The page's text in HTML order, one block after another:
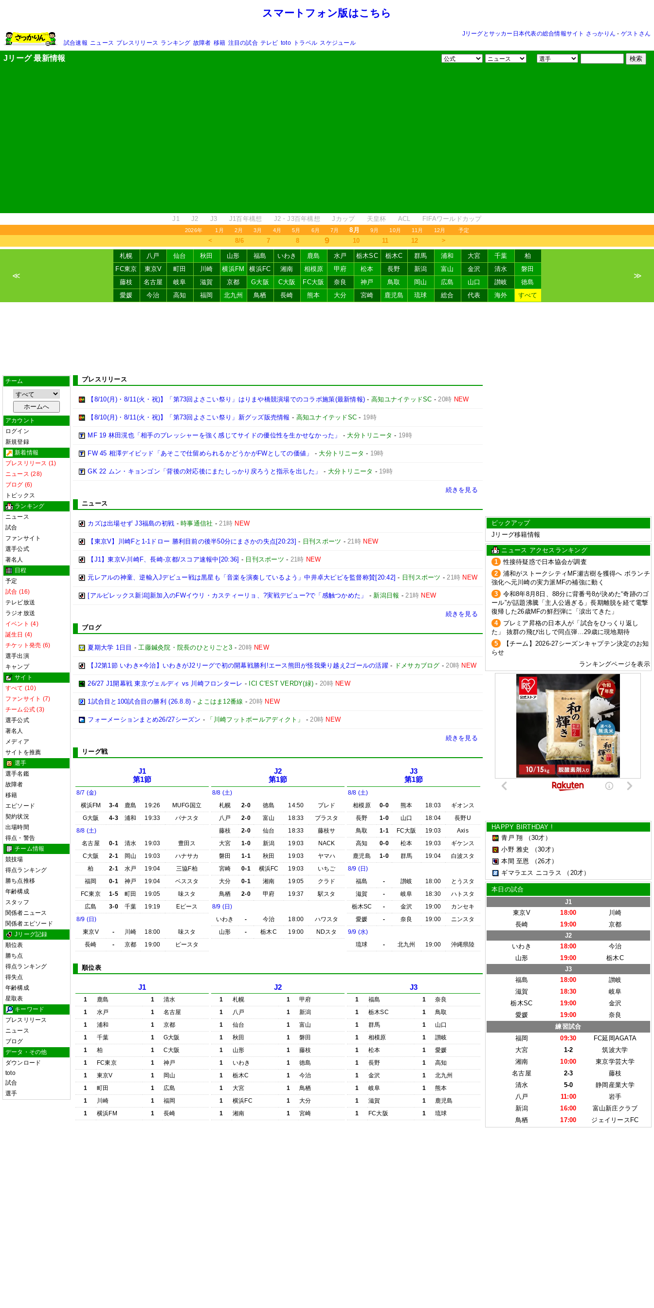
スマートフォン版はこちら
Jリーグとサッカー日本代表の総合情報サイト さっかりん - ゲストさん
試合速報 ニュース プレスリリース ランキング 故障者 移籍 注目の試合 テレビ toto トラベル スケジュール
Jリーグ 最新情報
J1 J2 J3 J1百年構想 J2・J3百年構想 Jカップ 天皇杯 ACL FIFAワールドカップ
2026年 1月 2月 3月 4月 5月 6月 7月 8月 9月 10月 11月 12月 予定
＜ 8/6 7 8 9 10 11 12 ＞
≪
札幌 八戸 仙台 秋田 山形 福島 いわき 鹿島 水戸 栃木SC 栃木C 群馬 浦和 大宮 千葉
柏
FC東京
東京V 町田 川崎 横浜FM 横浜FC 湘南 相模原 甲府 松本 長野 新潟 富山 金沢 清水
磐田
藤枝
名古屋 岐阜 滋賀 京都 G大阪 C大阪 FC大阪 奈良 神戸 鳥取 岡山 広島 山口 讃岐
徳島
愛媛
今治 高知 福岡 北九州 鳥栖 長崎 熊本 大分 宮崎 鹿児島 琉球 総合 代表 海外 すべて
≫
チーム
アカウント
ログイン
新規登録
新着情報
プレスリリース (1)
ニュース (28)
ブログ (6)
トピックス
ランキング
ニュース
試合
ファンサイト
選手公式
著名人
日程
予定
試合 (16)
テレビ放送
ラジオ放送
イベント (4)
誕生日 (4)
チケット発売 (6)
選手出演
キャンプ
サイト
すべて (10)
ファンサイト (7)
チーム公式 (3)
選手公式
著名人
メディア
サイトを推薦
選手
選手名鑑
故障者
移籍
エピソード
契約状況
出場時間
得点・警告
チーム情報
競技場
得点ランキング
勝ち点推移
年齢構成
スタッフ
関係者ニュース
関係者エピソード
Jリーグ記録
順位表
勝ち点
得点ランキング
得失点
年齢構成
星取表
キーワード
プレスリリース
ニュース
ブログ
データ・その他
ダウンロード
toto
試合
選手
プレスリリース
【8/10(月)・8/11(火・祝)】「第73回よさこい祭り」はりまや橋競演場でのコラボ施策(最新情報) - 高知ユナイテッドSC -20時 NEW
【8/10(月)・8/11(火・祝)】「第73回よさこい祭り」新グッズ販売情報 - 高知ユナイテッドSC - 19時
MF 19 林田滉也「相手のプレッシャーを強く感じてサイドの優位性を生かせなかった」 - 大分トリニータ - 19時
FW 45 相澤デイビッド「あそこで仕留められるかどうかがFWとしての価値」 - 大分トリニータ - 19時
GK 22 ムン・キョンゴン「背後の対応後にまたしっかり戻ろうと指示を出した」 - 大分トリニータ - 19時
続きを見る
ニュース
カズは出場せず J3福島の初戦 -時事通信社 -21時 NEW
【東京V】川崎Fと1-1ドロー 勝利目前の後半50分にまさかの失点[20:23] - 日刊スポーツ -21時 NEW
【J1】東京V-川崎F、長崎-京都/スコア速報中[20:36] - 日刊スポーツ - 21時 NEW
元レアルの神童、逆輸入Jデビュー戦は黒星も「音楽を演奏しているよう」中井卓大ピピを監督称賛[20:42] - 日刊スポーツ -21時 NEW
[アルビレックス新潟]新加入のFWイウリ・カスティーリョ、?実戦デビュー?で「感触つかめた」 - 新潟日報 -21時 NEW
続きを見る
ブログ
夏期大学 1日目 -工藤鍼灸院・院長のひとりごと3 -20時 NEW
【J2第1節 いわき×今治】いわきがJ2リーグで初の開幕戦勝利!エース熊田が怪我乗り越え2ゴールの活躍- ドメサカブログ -20時 NEW
26/27 J1開幕戦 東京ヴェルディ vs 川崎フロンターレ - ICI C'EST VERDY(緑) - 20時 NEW
1試合目と100試合目の勝利 (26.8.8) - よこはま12番線 -20時 NEW
フォーメーションまとめ26/27シーズン - 「川崎フットボールアディクト」 -20時 NEW
続きを見る
リーグ戦
J1
第1節
8/7 (金)
横浜FM
3-4 鹿島 19:26
MUFG国立
G大阪
4-3 浦和 19:33
パナスタ
8/8 (土)
名古屋
0-1 清水 19:03
豊田ス
C大阪
2-1 岡山 19:03
ハナサカ
柏
2-1 水戸 19:04
三協F柏
福岡
0-1 神戸 19:04
ベススタ
FC東京
1-5 町田 19:05
味スタ
広島
3-0 千葉 19:19
Eピース
8/9 (日)
東京V
- 川崎 18:00
味スタ
長崎
- 京都 19:00 ピースタ
J2
第1節
8/8 (土)
札幌
2-0 徳島 14:50
プレド
八戸
2-0 富山 18:33
プラスタ
藤枝
2-0 仙台 18:33
藤枝サ
大宮
1-0 新潟 19:03
NACK
磐田
1-1 秋田 19:03
ヤマハ
宮崎
0-1 横浜FC 19:03
いちご
大分
0-1 湘南 19:05
クラド
鳥栖
2-0 甲府 19:37
駅スタ
8/9 (日)
いわき
- 今治 18:00
ハワスタ
山形
- 栃木C 19:00 NDスタ
J3
第1節
8/8 (土)
相模原
0-0 熊本 18:03
ギオンス
長野
1-0 山口 18:04
長野U
鳥取
1-1 FC大阪 19:03
Axis
高知
0-0 松本 19:03
ギケンス
鹿児島
1-0 群馬 19:04
白波スタ
8/9 (日)
福島
- 讃岐 18:00
とうスタ
滋賀
- 岐阜 18:30
ハトスタ
栃木SC
- 金沢 19:00
カンセキ
愛媛
- 奈良 19:00
ニンスタ
9/9 (水)
琉球
- 北九州 19:00 沖縄県陸
順位表
J1
1 鹿島 1
清水
1
水戸 1
名古屋
1
浦和 1
京都
1
千葉 1
G大阪
1
柏 1
C大阪
1
FC東京 1
神戸
1
東京V 1
岡山
1
町田 1
広島
1
川崎 1
福岡
1
横浜FM 1 長崎
J2
1 札幌 1
甲府
1
八戸 1
新潟
1
仙台 1
富山
1
秋田 1
磐田
1
山形 1
藤枝
1
いわき 1
徳島
1
栃木C 1
今治
1
大宮 1
鳥栖
1
横浜FC 1
大分
1
湘南 1 宮崎
J3
1 福島 1
奈良
1
栃木SC 1
鳥取
1
群馬 1
山口
1
相模原 1
讃岐
1
松本 1
愛媛
1
長野 1
高知
1
金沢 1
北九州
1
岐阜 1
熊本
1
滋賀 1
鹿児島
1
FC大阪 1 琉球
ピックアップ
Jリーグ移籍情報
ニュース アクセスランキング
1
性接待疑惑で日本協会が調査
2
浦和がストークシティMF瀬古樹を獲得へ ボランチ
強化へ元川崎の実力派MFの補強に動く
3
令和8年8月8日、88分に背番号8が決めた“奇跡のゴ
ール”が話題沸騰「主人公過ぎる」長期離脱を経て電撃
復帰した26歳MFの鮮烈弾に「涙出てきた」
4
プレミア昇格の日本人が「試合をひっくり返し
た」 抜群の飛び出しで同点弾…29歳に現地期待
5
【チーム】2026-27シーズンキャプテン決定のお知
らせ
ランキングページを表示
HAPPY BIRTHDAY !
青戸 翔
（30才）
小野 雅史
（30才）
本間 至恩
（26才）
ギマラエス ニコラス
（20才）
本日の試合
J1
東京V
18:00
川崎
長崎
19:00
京都
J2
いわき
18:00
今治
山形
19:00
栃木C
J3
福島
18:00
讃岐
滋賀
18:30
岐阜
栃木SC
19:00
金沢
愛媛
19:00
奈良
練習試合
福岡
09:30
FC延岡AGATA
大宮
1-2
筑波大学
湘南
10:00
東京学芸大学
名古屋
2-3
藤枝
清水
5-0
静岡産業大学
八戸
11:00
岩手
新潟
16:00
富山新庄クラブ
鳥栖
17:00 ジェイリースFC